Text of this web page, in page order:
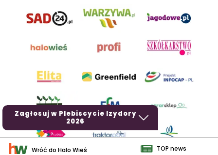
Zagłosuj w Plebiscycie Izydory
2026
Wróć do Halo Wieś TOP news